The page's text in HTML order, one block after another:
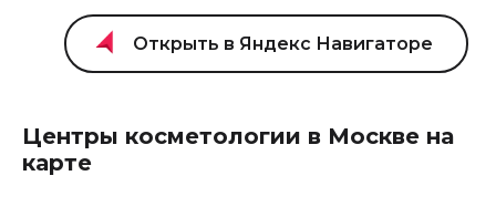
Центры косметологии в Москве на
карте